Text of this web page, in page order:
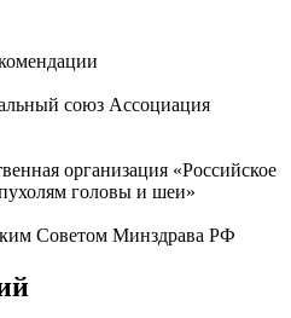
союз Ассоциация
организация «Российское
головы и шеи»
Советом Минздрава РФ